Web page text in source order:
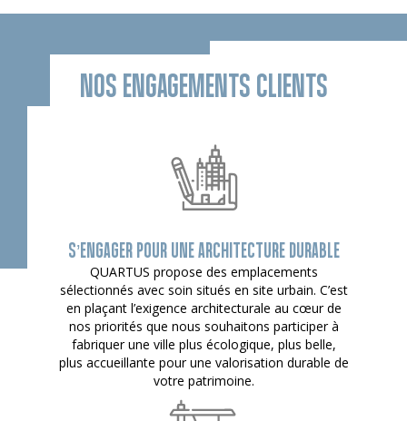
NOS ENGAGEMENTS CLIENTS
S’ENGAGER POUR UNE ARCHITECTURE DURABLE
QUARTUS propose des emplacements
sélectionnés avec soin situés en site urbain. C’est
en plaçant l’exigence architecturale au cœur de
nos priorités que nous souhaitons participer à
fabriquer une ville plus écologique, plus belle,
plus accueillante pour une valorisation durable de
votre patrimoine.